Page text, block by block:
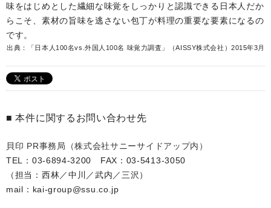
味をはじめとした繊細な味覚をしっかりと認識できる日本人だか
らこそ、素材の旨味を逃さない包丁が料理の重要な要素になるの
です。
出典：「日本人100名vs.外国人100名 味覚力調査」（AISSY株式会社）2015年3月
■ 本件に関するお問い合わせ先
貝印 PR事務局（株式会社サニーサイドアップ内）
TEL：03-6894-3200 FAX：03-5413-3050
（担当：西林／中川／武内／三沢）
mail：kai-group@ssu.co.jp